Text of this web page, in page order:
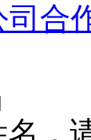
司合
，